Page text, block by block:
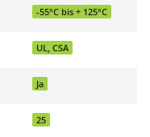
-55°C bis + 125°C
UL, CSA
Ja
25